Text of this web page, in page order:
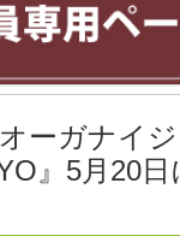
オーガナイ
』5月20日